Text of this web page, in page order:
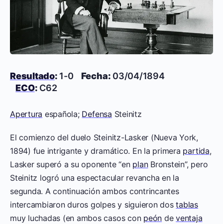
Resultado: 1-0 Fecha: 03/04/1894
ECO: C62
Apertura española; Defensa Steinitz
El comienzo del duelo Steinitz-Lasker (Nueva York,
1894) fue intrigante y dramático. En la primera partida,
Lasker superó a su oponente “en planBronstein”, pero
Steinitz logró una espectacular revancha en la
segunda. A continuación ambos contrincantes
intercambiaron duros golpes y siguieron dostablas
muy luchadas (en ambos casos con peón deventaja